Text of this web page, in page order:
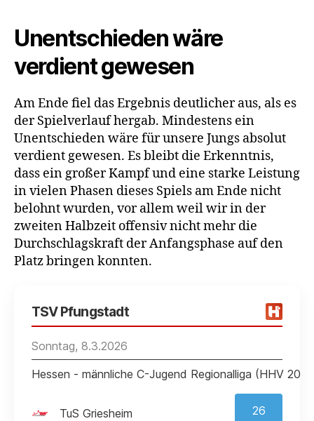
Unentschieden wäre
verdient gewesen
Am Ende fiel das Ergebnis deutlicher aus, als es
der Spielverlauf hergab. Mindestens ein
Unentschieden wäre für unsere Jungs absolut
verdient gewesen. Es bleibt die Erkenntnis,
dass ein großer Kampf und eine starke Leistung
in vielen Phasen dieses Spiels am Ende nicht
belohnt wurden, vor allem weil wir in der
zweiten Halbzeit offensiv nicht mehr die
Durchschlagskraft der Anfangsphase auf den
Platz bringen konnten.
TSV Pfungstadt
Sonntag, 8.3.2026
Hessen - männliche C-Jugend Regionalliga (HHV
TuS Griesheim
26